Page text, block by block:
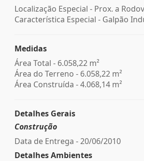
Localização Especial - Prox. a
Característica Especial - Galpão
Medidas
Área Total - 6.058,22 m²
Área do Terreno - 6.058,22 m²
Área Construída - 4.068,14 m²
Detalhes Gerais
Construção
Data de Entrega - 20/06/2010
Detalhes Ambientes